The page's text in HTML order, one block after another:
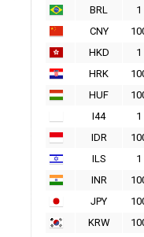
BRL
1
CNY
HKD
1
HRK
HUF
I44
1
IDR
ILS
1
INR
JPY
KRW